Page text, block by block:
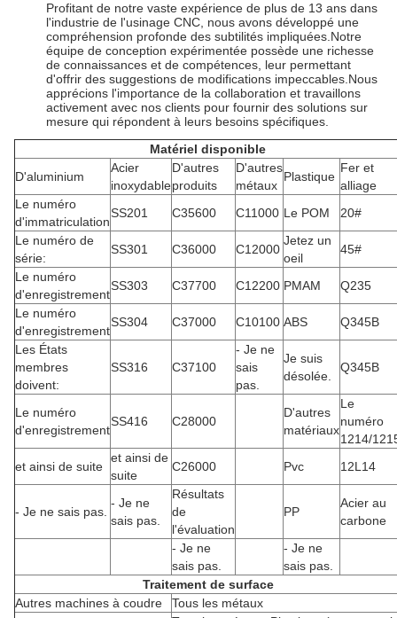
Profitant de notre vaste expérience de plus de 13 ans dans
l'industrie de l'usinage CNC, nous avons développé une
compréhension profonde des subtilités impliquées.Notre
équipe de conception expérimentée possède une richesse
de connaissances et de compétences, leur permettant
d'offrir des suggestions de modifications impeccables.Nous
apprécions l'importance de la collaboration et travaillons
activement avec nos clients pour fournir des solutions sur
mesure qui répondent à leurs besoins spécifiques.
Matériel disponible
D'aluminium
Acier
inoxydable
D'autres
produits
D'autres
métaux
Plastique
Fer et
alliage
Le numéro
d'immatriculation
SS201 C35600 C11000 Le POM
20#
Le numéro de
série:
SS301 C36000 C12000
Jetez un
oeil
45#
Le numéro
d'enregistrement
SS303 C37700 C12200 PMAM
Q235
Le numéro
d'enregistrement
SS304 C37000 C10100 ABS
Q345B
Les États
membres
doivent:
SS316 C37100
- Je ne
sais
pas.
Je suis
désolée.
Q345B
Le numéro
d'enregistrement
SS416 C28000
D'autres
matériaux
Le
numéro
1214/
et ainsi de suite
et ainsi de
suite
C26000 Pvc 12L14
- Je ne sais pas.
- Je ne
sais pas.
Résultats
de
l'évaluation
PP
Acier au
carbone
- Je ne
sais pas.
- Je ne
sais pas.
Traitement de surface
Autres machines à coudre
Tous les métaux